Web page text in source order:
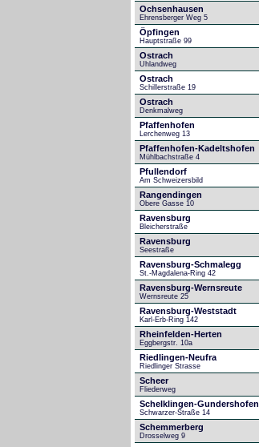
Ochsenhausen
Ehrensberger Weg 5
Öpfingen
Hauptstraße 99
Ostrach
Uhlandweg
Ostrach
Schillerstraße 19
Ostrach
Denkmalweg
Pfaffenhofen
Lerchenweg 13
Pfaffenhofen-Kadeltshofen
Mühlbachstraße 4
Pfullendorf
Am Schweizersbild
Rangendingen
Obere Gasse 10
Ravensburg
Bleicherstraße
Ravensburg
Seestraße
Ravensburg-Schmalegg
St.-Magdalena-Ring 42
Ravensburg-Wernsreute
Wernsreute 25
Ravensburg-Weststadt
Karl-Erb-Ring 142
Rheinfelden-Herten
Eggbergstr. 10a
Riedlingen-Neufra
Riedlinger Strasse
Scheer
Fliederweg
Schelklingen-Gundershofen
Schwarzer-Straße 14
Schemmerberg
Drosselweg 9